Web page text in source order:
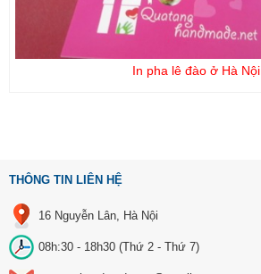
In pha lê đào ở Hà Nội
THÔNG TIN LIÊN HỆ
16 Nguyễn Lân, Hà Nội
08h:30 - 18h30 (Thứ 2 - Thứ 7)